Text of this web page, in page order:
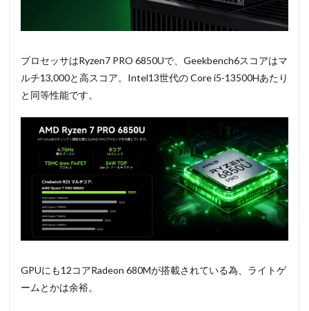
プロセッサはRyzen7 PRO 6850Uで、Geekbench6スコアはマ
ルチ13,000と高スコア。Intel13世代の Core i5-13500Hあたり
と同等性能です。
GPUにも12コアRadeon 680Mが搭載されている為、ライトゲ
ームとかは余裕。